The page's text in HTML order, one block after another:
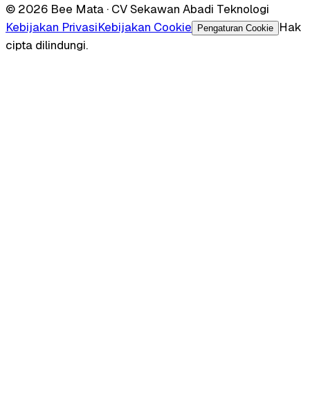
© 2026 Bee Mata · CV Sekawan Abadi Teknologi
Kebijakan PrivasiKebijakan Cookie Pengaturan Cookie
Hak
cipta dilindungi.